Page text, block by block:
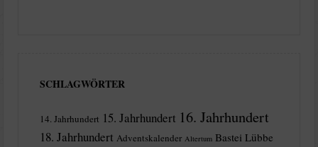
SCHLAGWÖRTER
14. Jahrhundert 15. Jahrhundert 16. Jahrhundert
18. Jahrhundert Adventskalender Altertum Bastei Lübbe